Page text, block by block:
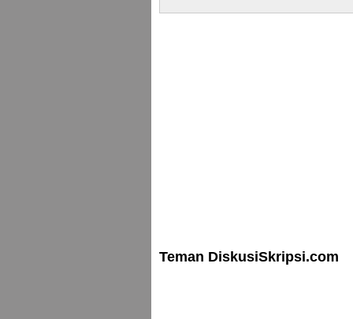
Teman DiskusiSkripsi.com